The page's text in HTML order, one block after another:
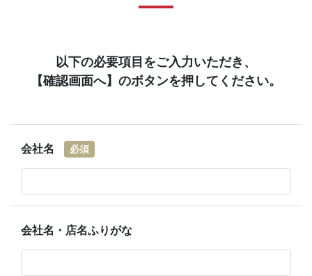
以下の必要項目をご入力いただき、
【確認画面へ】のボタンを押してください。
会社名 必須
会社名・店名ふりがな